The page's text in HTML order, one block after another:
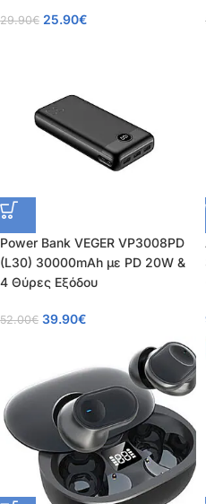
29.90€ 25.90€
Power Bank VEGER VP3008PD
(L30) 30000mAh με PD 20W &
4 Θύρες Εξόδου
52.00€ 39.90€